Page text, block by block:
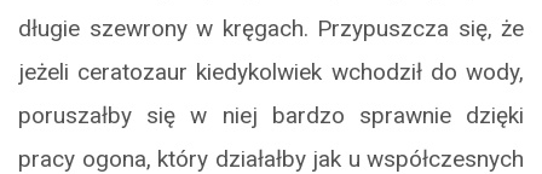
długie szewrony w kręgach. Przypuszcza się, że
jeżeli ceratozaur kiedykolwiek wchodził do wody,
poruszałby się w niej bardzo sprawnie dzięki
pracy ogona, który działałby jak u współczesnych